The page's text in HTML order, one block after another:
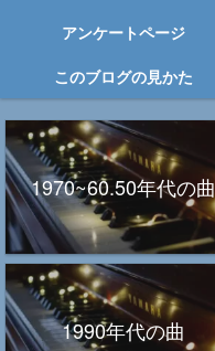
アンケートページ
このブログの見かた
1970~60.50年代の曲
1990年代の曲